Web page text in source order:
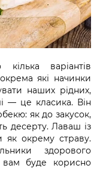
варіантів
які начинки
наших рідних,
— це класика. Він
як до закусок,
десерту. Лаваш із
як окрему страву.
здорового
вам буде корисно